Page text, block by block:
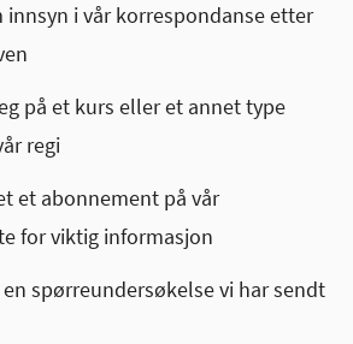
innsyn i vår korrespondanse etter
på et kurs eller et annet type
regi
et abonnement på vår
for viktig informasjon
spørreundersøkelse vi har sendt